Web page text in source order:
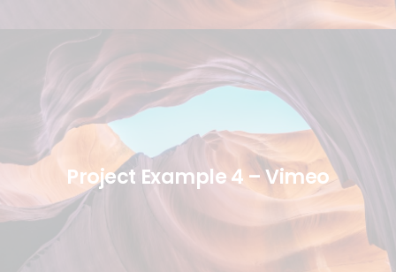
Project Example 4 – Vimeo